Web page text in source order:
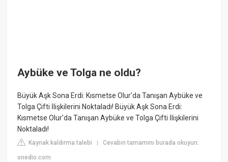
Aybüke ve Tolga ne oldu?
Büyük Aşk Sona Erdi: Kısmetse Olur'da Tanışan Aybüke ve
Tolga Çifti İlişkilerini Noktaladı! Büyük Aşk Sona Erdi:
Kısmetse Olur'da Tanışan Aybüke ve Tolga Çifti İlişkilerini
Noktaladı!
Kaynak kaldırma talebi |Cevabın tamamını burada okuyun:
onedio.com